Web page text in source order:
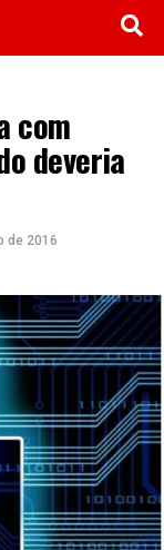
com
deveria
de 2016